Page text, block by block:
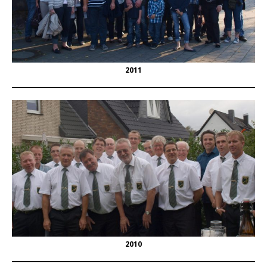
2011
2010